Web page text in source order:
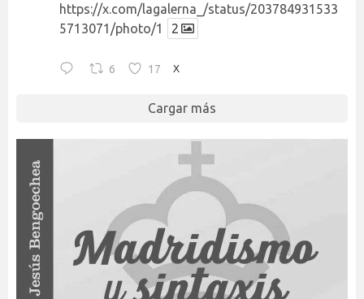
https://x.com/lagalerna_/status/203784931533
5713071/photo/1
2
6 17 X
Cargar más